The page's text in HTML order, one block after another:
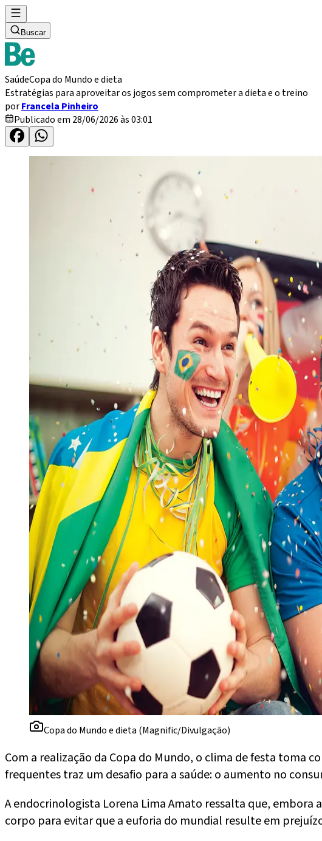
Buscar
SaúdeCopa do Mundo e dieta
Estratégias para aproveitar os jogos sem comprometer a dieta e o treino
porFrancela Pinheiro
Publicado em 28/06/2026 às 03:01
Copa do Mundo e dieta (Magnific/Divulgação)
Com a realização da Copa do Mundo, o clima de festa toma
frequentes traz um desafio para a saúde: o aumento no
A endocrinologista Lorena Lima Amato ressalta que,
corpo para evitar que a euforia do mundial resulte em